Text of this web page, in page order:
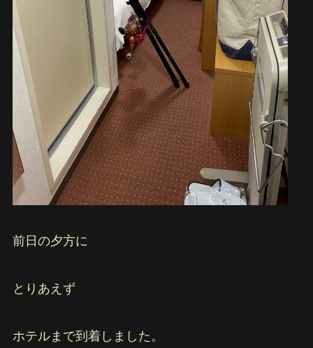
前日の夕方に
とりあえず
ホテルまで到着しました。